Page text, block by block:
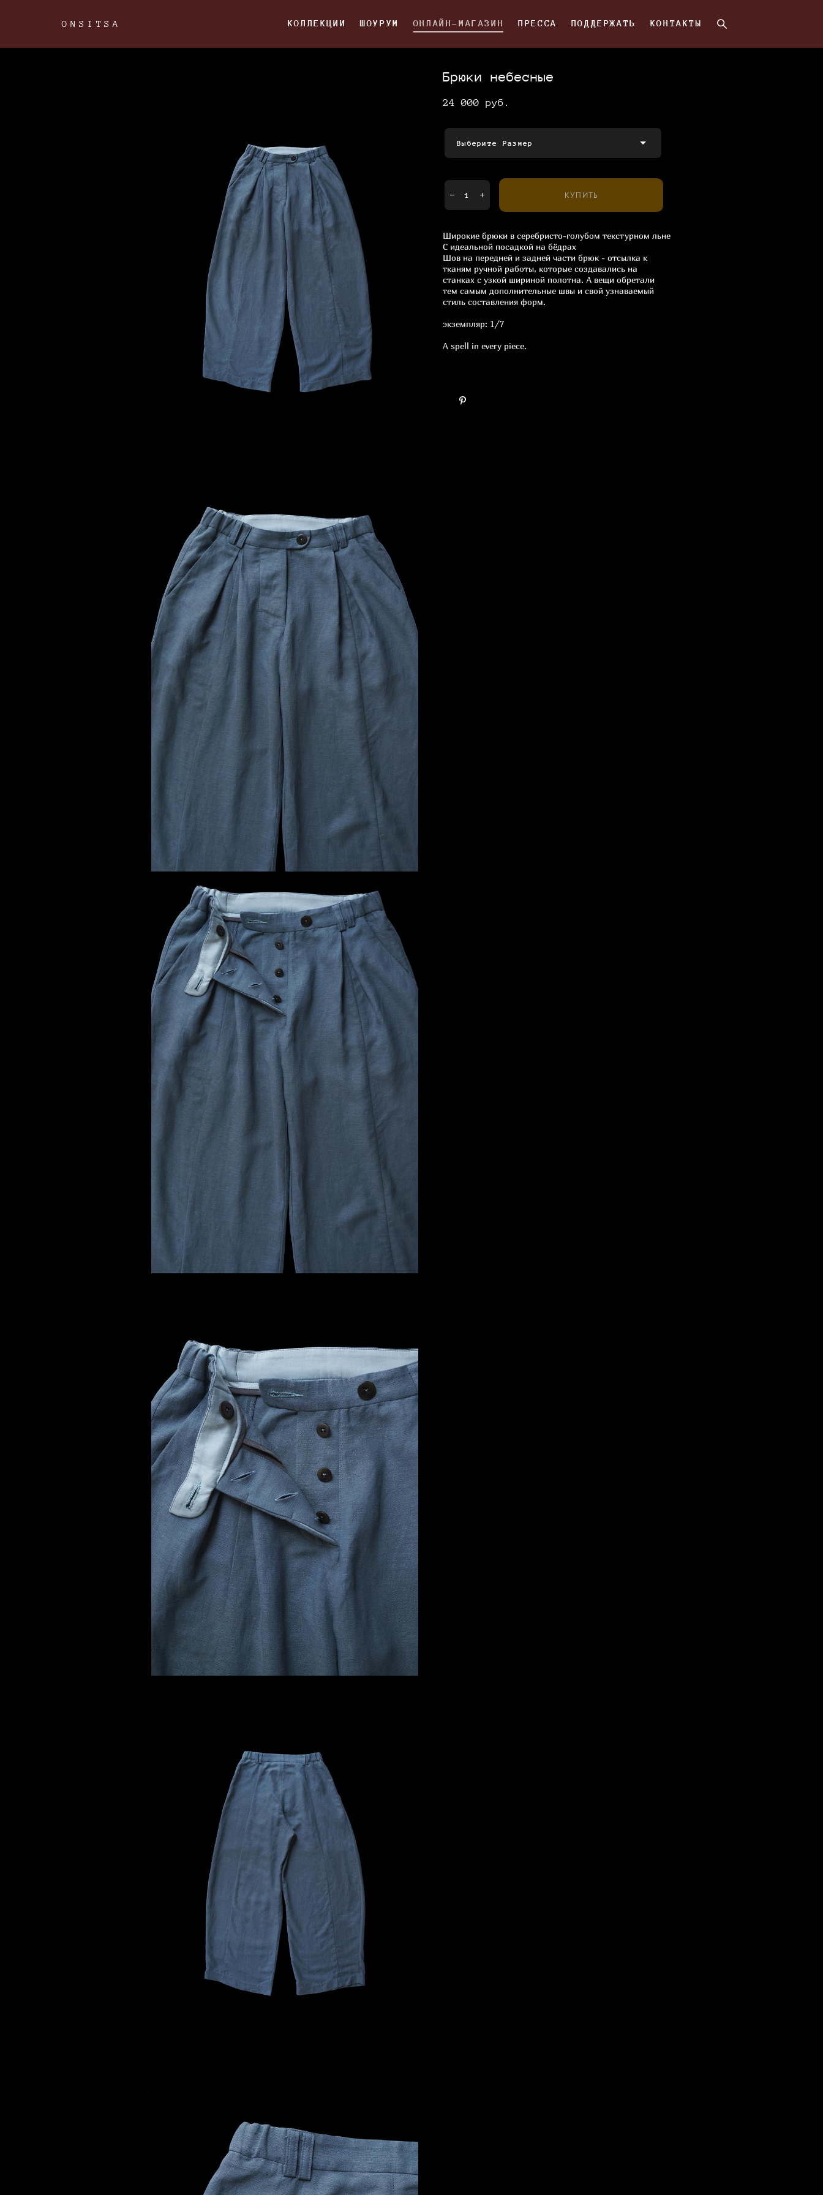
ONSITSA КОЛЛЕКЦИИ ШОУРУМ ОНЛАЙН-МАГАЗИН ПРЕССА ПОДДЕРЖАТЬ КОНТАКТЫ
ONSITSA КОЛЛЕКЦИИ ШОУРУМ ОНЛАЙН-МАГАЗИН ПРЕССА ПОДДЕРЖАТЬ КОНТАКТЫ
Брюки небесные
24 000 pуб.
Выберите Размер
КУПИТЬ
Широкие брюки в серебристо-голубом текстурном льне
С идеальной посадкой на бёдрах
Шов на передней и задней части брюк - отсылка к
тканям ручной работы, которые создавались на
станках с узкой шириной полотна. А вещи обретали
тем самым дополнительные швы и свой узнаваемый
стиль составления форм.
экземпляр: 1/7
A spell in every piece.